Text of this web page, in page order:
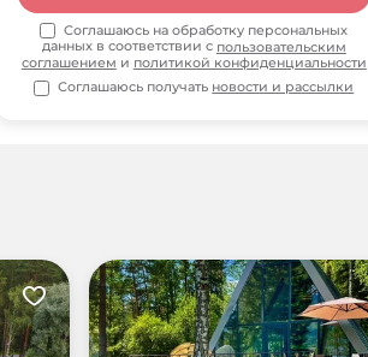
Соглашаюсь на обработку персональных
данных в соответствии с пользовательским
соглашением и политикой конфиденциальности
Соглашаюсь получать новости и рассылки